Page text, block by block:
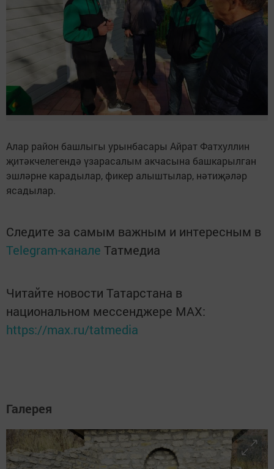
Алар район башлыгы урынбасары Айрат Фатхуллин
җитәкчелегендә үзарасалым акчасына башкарылган
эшләрне карадылар, фикер алыштылар, нәтиҗәләр
ясадылар.
Следите за самым важным и интересным в
Telegram-канале Татмедиа
Читайте новости Татарстана в
национальном мессенджере MАХ:
https://max.ru/tatmedia
Галерея